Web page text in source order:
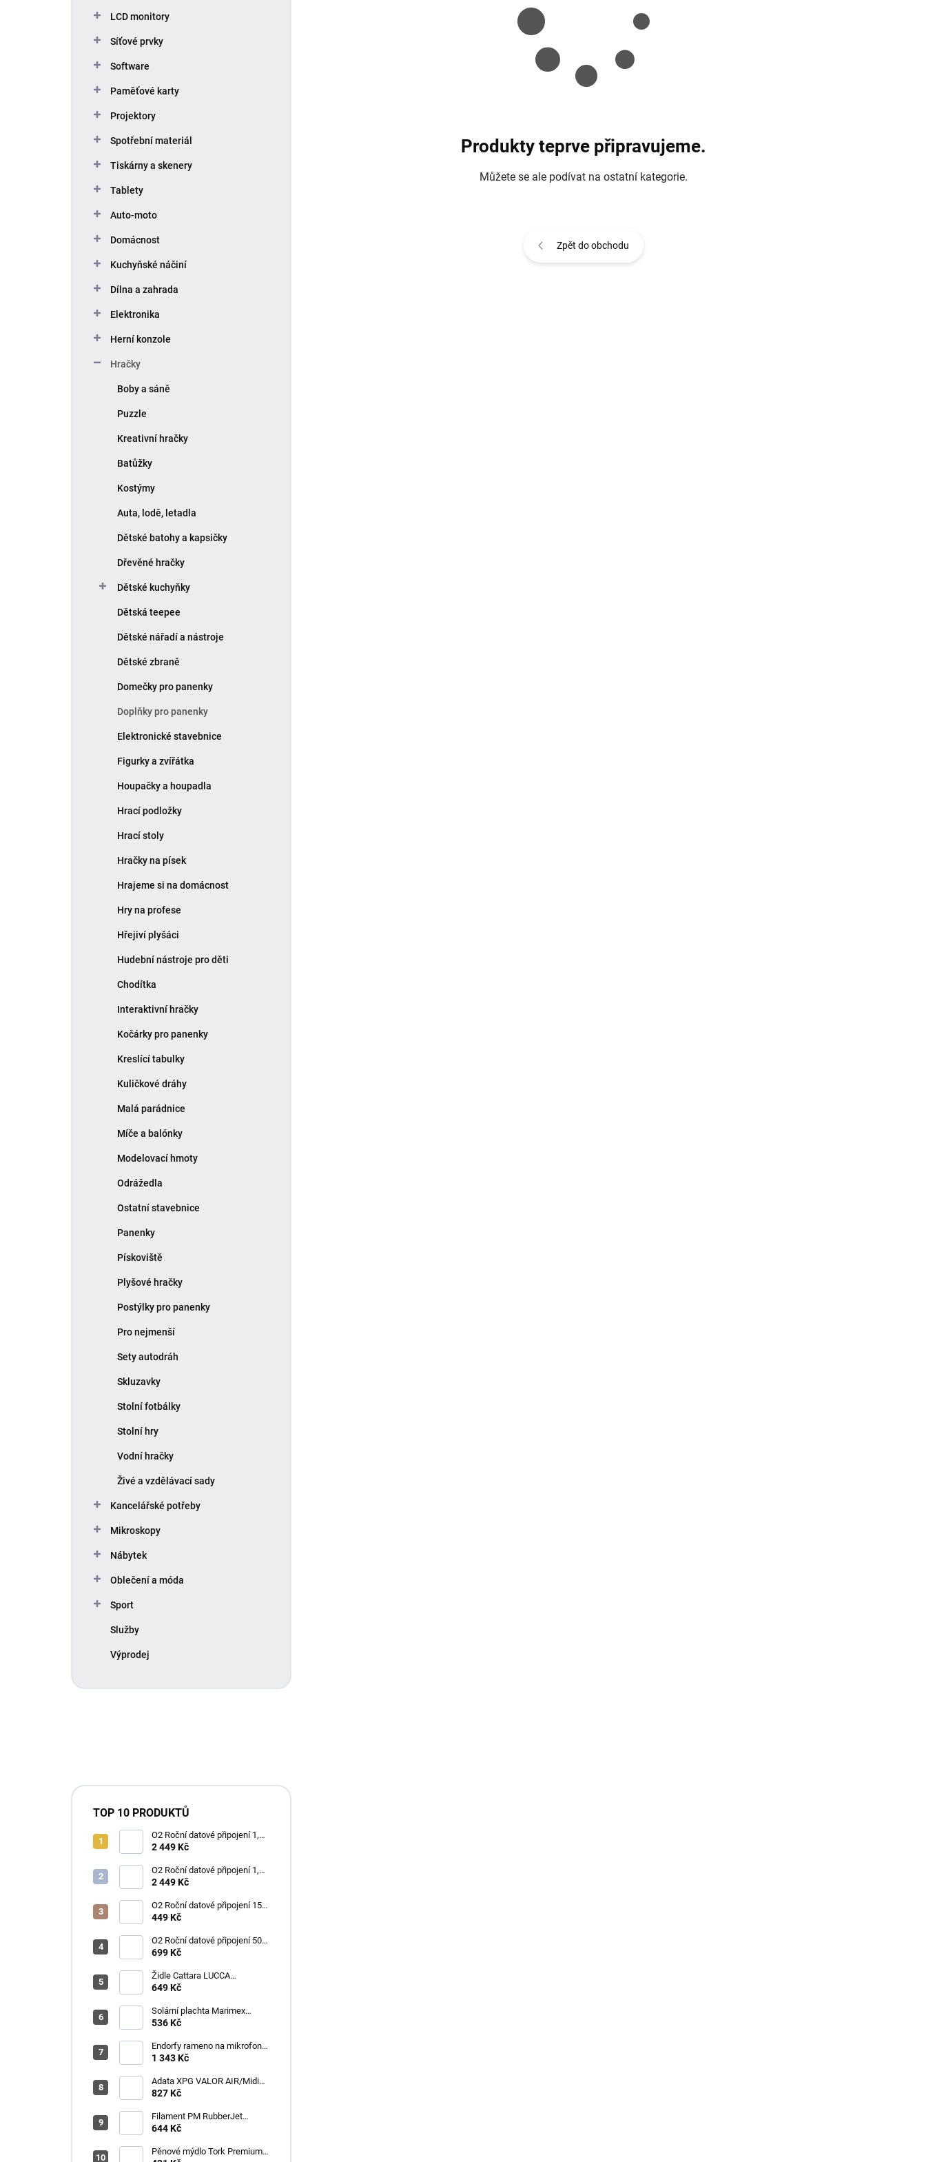
LCD monitory
Síťové prvky
Software
Paměťové karty
Projektory
Spotřební materiál
Tiskárny a skenery
Tablety
Auto-moto
Domácnost
Kuchyňské náčiní
Dílna a zahrada
Elektronika
Herní konzole
Hračky
Boby a sáně
Puzzle
Kreativní hračky
Batůžky
Kostýmy
Auta, lodě, letadla
Dětské batohy a kapsičky
Dřevěné hračky
Dětské kuchyňky
Dětská teepee
Dětské nářadí a nástroje
Dětské zbraně
Domečky pro panenky
Doplňky pro panenky
Elektronické stavebnice
Figurky a zvířátka
Houpačky a houpadla
Hrací podložky
Hrací stoly
Hračky na písek
Hrajeme si na domácnost
Hry na profese
Hřejiví plyšáci
Hudební nástroje pro děti
Chodítka
Interaktivní hračky
Kočárky pro panenky
Kreslící tabulky
Kuličkové dráhy
Malá parádnice
Míče a balónky
Modelovací hmoty
Odrážedla
Ostatní stavebnice
Panenky
Pískoviště
Plyšové hračky
Postýlky pro panenky
Pro nejmenší
Sety autodráh
Skluzavky
Stolní fotbálky
Stolní hry
Vodní hračky
Živé a vzdělávací sady
Kancelářské potřeby
Mikroskopy
Nábytek
Oblečení a móda
Sport
Služby
Výprodej
TOP 10 PRODUKTŮ
O2 Roční datové připojení 1,2
TB
2 449 Kč
O2 Roční datové připojení 1,2
TB
2 449 Kč
O2 Roční datové připojení 15
GB
449 Kč
O2 Roční datové připojení 50
GB
699 Kč
Židle Cattara LUCCA
kempingová skládací modrá
649 Kč
Solární plachta Marimex
průměr 3,6 m černá
536 Kč
Endorfy rameno na mikrofon
Broadcast Low Profile Boom
hlava / černý
1 343 Kč
Adata XPG VALOR AIR/Midi
Tower/Transpar./Černá
827 Kč
Filament PM RubberJet
TPE88 (pružná) 1,75mm,
644 Kč
Pěnové mýdlo Tork Premium
Produkty teprve připravujeme.
Můžete se ale podívat na ostatní kategorie.
Zpět do obchodu